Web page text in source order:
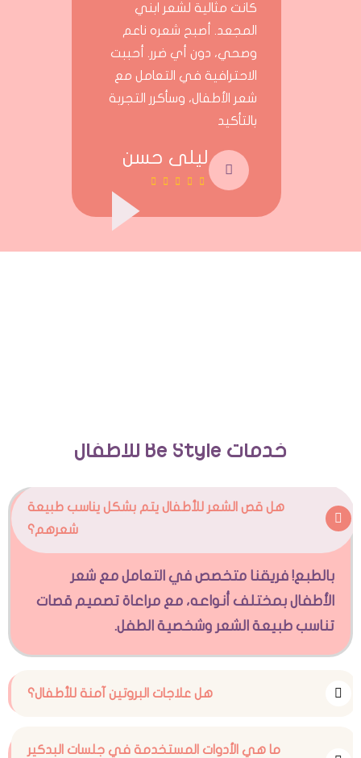
كانت مثالية لشعر ابني
المجعد. أصبح شعره ناعم
وصحي، دون أي ضرر. أحببت
الاحترافية في التعامل مع
شعر الأطفال، وسأكرر التجربة
بالتأكيد
ليلى حسن
خدمات Be Style للأطفال
هل قص الشعر للأطفال يتم بشكل يناسب طبيعة
شعرهم؟
بالطبع! فريقنا متخصص في التعامل مع شعر
الأطفال بمختلف أنواعه، مع مراعاة تصميم قصات
تناسب طبيعة الشعر وشخصية الطفل.
هل علاجات البروتين آمنة للأطفال؟
ما هي الأدوات المستخدمة في جلسات البدكير